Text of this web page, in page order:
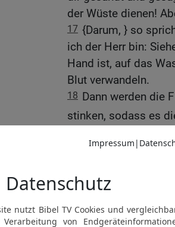
der Wüste dienen!
17 {Darum, } so
ich der Herr bin:
Hand ist, auf das
Blut verwandeln.
18 Dann werden die
stinken, sodass es
Und der Herr
Stab und strecke
über seine Flüsse,
Wasserstellen,
Ägypten wird Blut